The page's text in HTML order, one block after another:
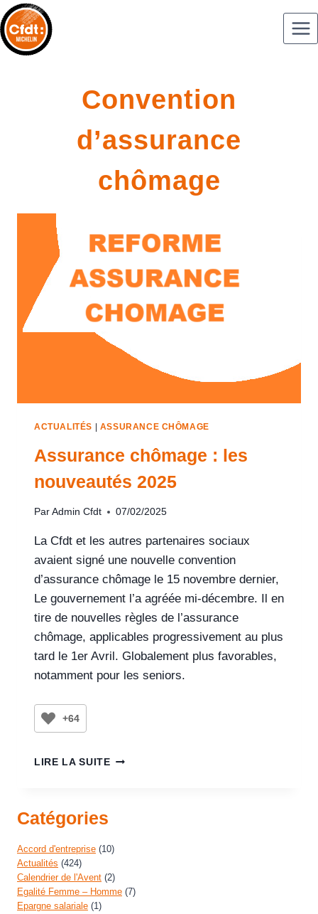
Convention
d’assurance
chômage
ACTUALITÉS | ASSURANCE CHÔMAGE
Assurance chômage : les
nouveautés 2025
Par Admin Cfdt 07/02/2025
La Cfdt et les autres partenaires sociaux
avaient signé une nouvelle convention
d’assurance chômage le 15 novembre dernier,
Le gouvernement l’a agréée mi-décembre. Il en
tire de nouvelles règles de l’assurance
chômage, applicables progressivement au plus
tard le 1er Avril. Globalement plus favorables,
notamment pour les seniors.
+64
LIRE LA SUITE
Catégories
Accord d'entreprise (10)
Actualités (424)
Calendrier de l'Avent (2)
Egalité Femme – Homme (7)
Epargne salariale (1)